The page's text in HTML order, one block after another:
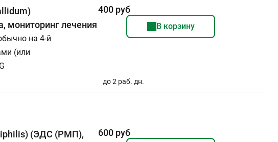
мониторинг лечения
на 4-й
(или
400 руб
В корзину
до 2 раб. дн.
(ЭДС (РМП),
600 руб